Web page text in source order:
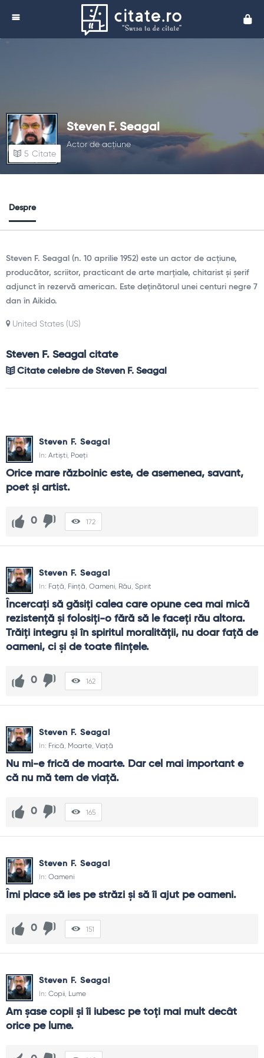
Steven F. Seagal
Actor de acțiune
5 Citate
Despre
Steven F. Seagal (n. 10 aprilie 1952) este un actor de acțiune,
producător, scriitor, practicant de arte marțiale, chitarist și șerif
adjunct în rezervă american. Este deținătorul unei centuri negre 7
dan în Aikido.
United States (US)
Steven F. Seagal citate
Citate celebre de Steven F. Seagal
Steven F. Seagal
In: Artiști, Poeți
Orice mare războinic este, de asemenea, savant,
poet şi artist.
0 172
Steven F. Seagal
In: Față, Ființă, Oameni, Rău, Spirit
Încercaţi să găsiţi calea care opune cea mai mică
rezistenţă şi folosiţi-o fără să le faceţi rău altora.
Trăiţi integru şi în spiritul moralităţii, nu doar faţă de
oameni, ci şi de toate fiinţele.
0 162
Steven F. Seagal
In: Frică, Moarte, Viață
Nu mi-e frică de moarte. Dar cel mai important e
că nu mă tem de viaţă.
0 165
Steven F. Seagal
In: Oameni
Îmi place să ies pe străzi şi să îi ajut pe oameni.
0 151
Steven F. Seagal
In: Copii, Lume
Am şase copii şi îi iubesc pe toţi mai mult decât
orice pe lume.